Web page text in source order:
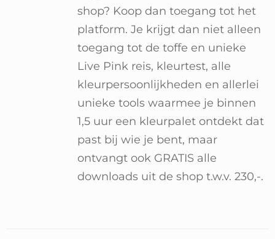
shop? Koop dan toegang tot het
platform. Je krijgt dan niet alleen
toegang tot de toffe en unieke
Live Pink reis, kleurtest, alle
kleurpersoonlijkheden en allerlei
unieke tools waarmee je binnen
1,5 uur een kleurpalet ontdekt dat
past bij wie je bent, maar
ontvangt ook GRATIS alle
downloads uit de shop t.w.v. 230,-.